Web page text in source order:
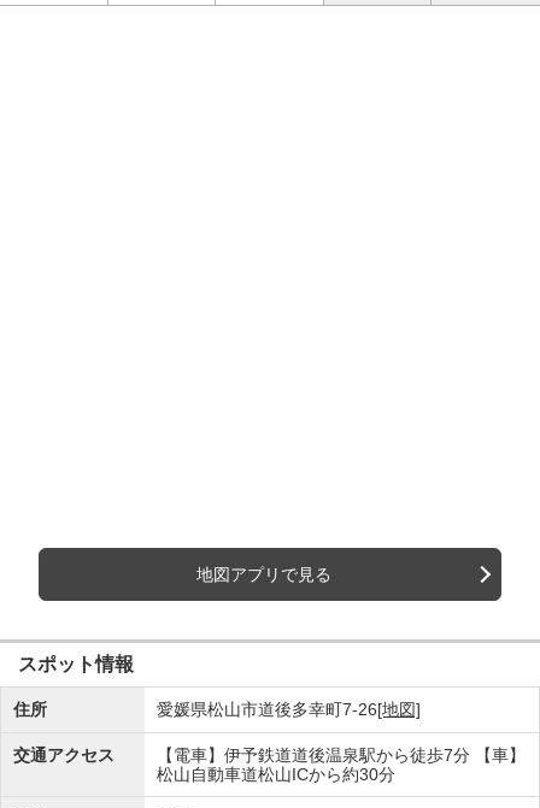
地図アプリで見る
スポット情報
住所 愛媛県松山市道後多幸町7-26[地図]
交通アクセス
【電車】伊予鉄道道後温泉駅から徒歩7分 【車】
松山自動車道松山ICから約30分